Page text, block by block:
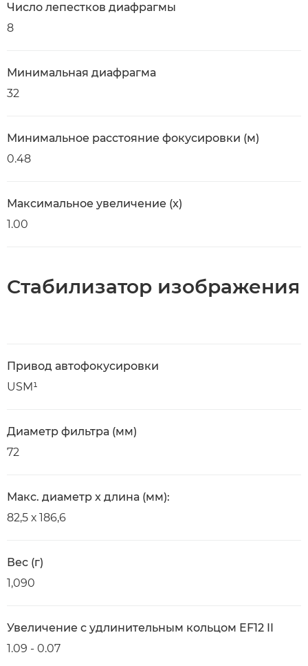
Число лепестков диафрагмы
8
Минимальная диафрагма
32
Минимальное расстояние фокусировки (м)
0.48
Максимальное увеличение (x)
1.00
Стабилизатор изображения
Привод автофокусировки
USM¹
Диаметр фильтра (мм)
72
Макс. диаметр x длина (мм):
82,5 х 186,6
Вес (г)
1,090
Увеличение с удлинительным кольцом EF12 II
1.09 - 0.07